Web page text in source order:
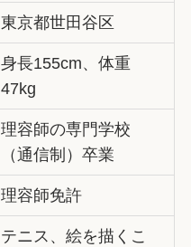
東京都世田谷区
身長155cm、体重
47kg
理容師の専門学校
（通信制）卒業
理容師免許
テニス、絵を描くこ